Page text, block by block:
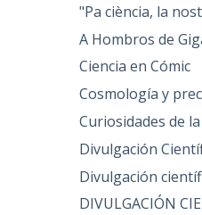
"Pa ciència, la
A Hombros de
Ciencia en Cómic
Cosmología y
Curiosidades de
Divulgación
Divulgación
DIVULGACIÓN